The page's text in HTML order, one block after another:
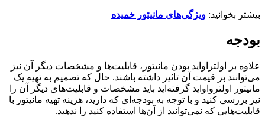
بیشتر بخوانید: ویژگی‌های مانیتور خمیده
بودجه
علاوه بر اولتراواید بودن مانیتور، قابلیت‌ها و مشخصات دیگر آن نیز
می‌توانند بر قیمت آن تاثیر داشته باشند. حال که تصمیم به تهیه یک
مانیتور اولترواواید گرفته‌اید باید مشخصات و قابلیت‌های دیگر آن را
نیز بررسی کنید و با توجه به بودجه‌ای که دارید، هزینه تهیه مانیتور با
قابلیت‌هایی که نمی‌توانید از آن‌ها استفاده کنید را ندهید.